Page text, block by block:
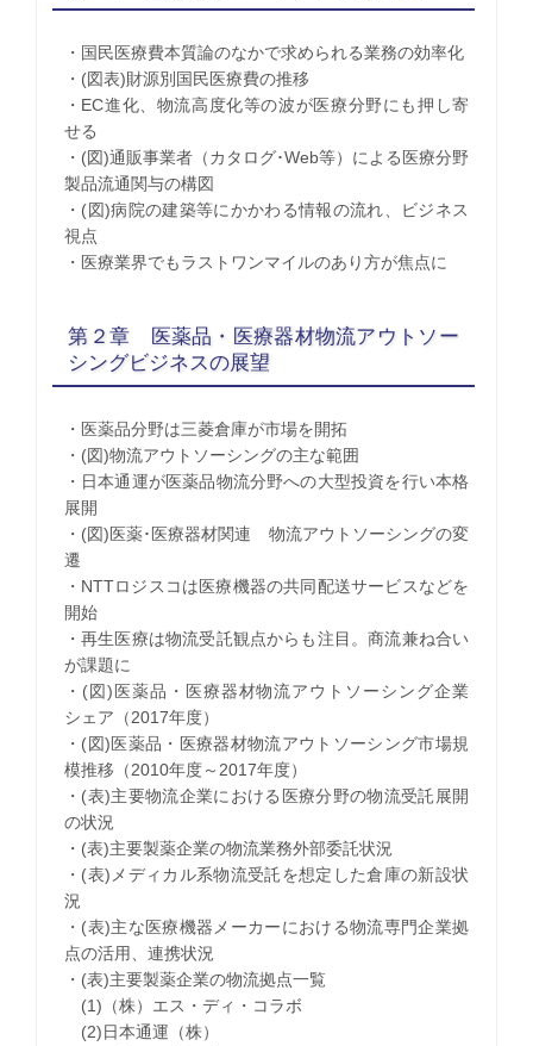
・国民医療費本質論のなかで求められる業務の効率化
・(図表)財源別国民医療費の推移
・EC進化、物流高度化等の波が医療分野にも押し寄
せる
・(図)通販事業者（カタログ･Web等）による医療分野
製品流通関与の構図
・(図)病院の建築等にかかわる情報の流れ、ビジネス
視点
・医療業界でもラストワンマイルのあり方が焦点に
第２章 医薬品・医療器材物流アウトソー
シングビジネスの展望
・医薬品分野は三菱倉庫が市場を開拓
・(図)物流アウトソーシングの主な範囲
・日本通運が医薬品物流分野への大型投資を行い本格
展開
・(図)医薬･医療器材関連 物流アウトソーシングの変
遷
・NTTロジスコは医療機器の共同配送サービスなどを
開始
・再生医療は物流受託観点からも注目。商流兼ね合い
が課題に
・(図)医薬品・医療器材物流アウトソーシング企業
シェア（2017年度）
・(図)医薬品・医療器材物流アウトソーシング市場規
模推移（2010年度～2017年度）
・(表)主要物流企業における医療分野の物流受託展開
の状況
・(表)主要製薬企業の物流業務外部委託状況
・(表)メディカル系物流受託を想定した倉庫の新設状
況
・(表)主な医療機器メーカーにおける物流専門企業拠
点の活用、連携状況
・(表)主要製薬企業の物流拠点一覧
(1)（株）エス・ディ・コラボ
(2)日本通運（株）